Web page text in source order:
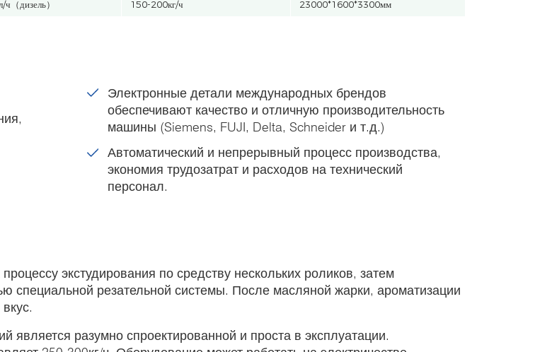
（дизель） 150-200кг/ч 23000*1600*3300мм
Электронные детали международных брендов
обеспечивают качество и отличную производительность
машины (Siemens, FUJI, Delta, Schneider и т.д.)
Автоматический и непрерывный процесс производства,
экономия трудозатрат и расходов на технический
персонал.
экстудирования по средству нескольких роликов, затем
специальной резательной системы. После масляной жарки, ароматизации
является разумно спроектированной и проста в эксплуатации.